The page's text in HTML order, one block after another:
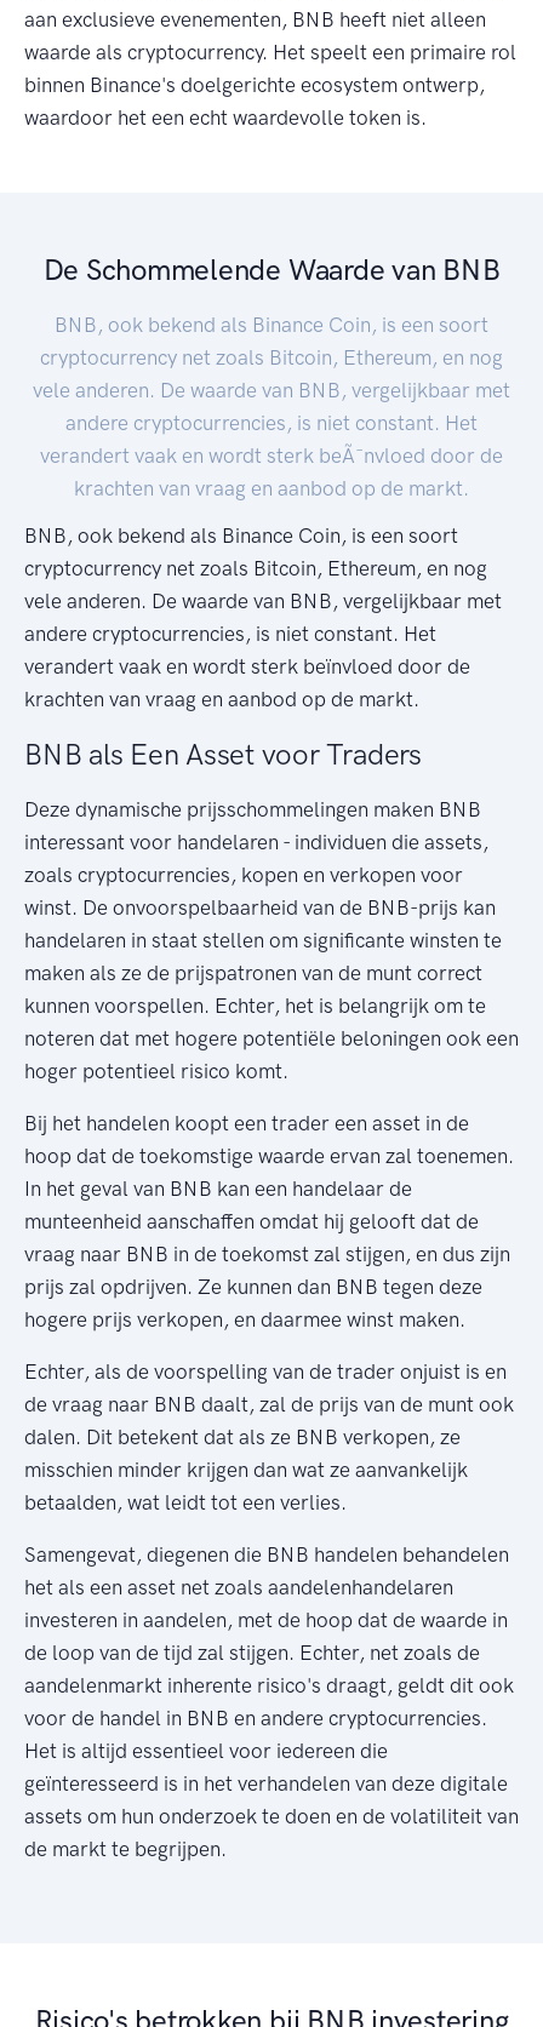
aan exclusieve evenementen, BNB heeft niet alleen
waarde als cryptocurrency. Het speelt een primaire rol
binnen Binance's doelgerichte ecosystem ontwerp,
waardoor het een echt waardevolle token is.
De Schommelende Waarde van BNB
BNB, ook bekend als Binance Coin, is een soort
cryptocurrency net zoals Bitcoin, Ethereum, en nog
vele anderen. De waarde van BNB, vergelijkbaar met
andere cryptocurrencies, is niet constant. Het
verandert vaak en wordt sterk beÃ¯nvloed door de
krachten van vraag en aanbod op de markt.
BNB, ook bekend als Binance Coin, is een soort
cryptocurrency net zoals Bitcoin, Ethereum, en nog
vele anderen. De waarde van BNB, vergelijkbaar met
andere cryptocurrencies, is niet constant. Het
verandert vaak en wordt sterk beïnvloed door de
krachten van vraag en aanbod op de markt.
BNB als Een Asset voor Traders
Deze dynamische prijsschommelingen maken BNB
interessant voor handelaren - individuen die assets,
zoals cryptocurrencies, kopen en verkopen voor
winst. De onvoorspelbaarheid van de BNB-prijs kan
handelaren in staat stellen om significante winsten te
maken als ze de prijspatronen van de munt correct
kunnen voorspellen. Echter, het is belangrijk om te
noteren dat met hogere potentiële beloningen ook een
hoger potentieel risico komt.
Bij het handelen koopt een trader een asset in de
hoop dat de toekomstige waarde ervan zal toenemen.
In het geval van BNB kan een handelaar de
munteenheid aanschaffen omdat hij gelooft dat de
vraag naar BNB in de toekomst zal stijgen, en dus zijn
prijs zal opdrijven. Ze kunnen dan BNB tegen deze
hogere prijs verkopen, en daarmee winst maken.
Echter, als de voorspelling van de trader onjuist is en
de vraag naar BNB daalt, zal de prijs van de munt ook
dalen. Dit betekent dat als ze BNB verkopen, ze
misschien minder krijgen dan wat ze aanvankelijk
betaalden, wat leidt tot een verlies.
Samengevat, diegenen die BNB handelen behandelen
het als een asset net zoals aandelenhandelaren
investeren in aandelen, met de hoop dat de waarde in
de loop van de tijd zal stijgen. Echter, net zoals de
aandelenmarkt inherente risico's draagt, geldt dit ook
voor de handel in BNB en andere cryptocurrencies.
Het is altijd essentieel voor iedereen die
geïnteresseerd is in het verhandelen van deze digitale
assets om hun onderzoek te doen en de volatiliteit van
de markt te begrijpen.